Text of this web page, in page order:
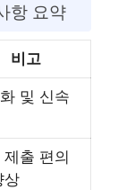
항 요약
비고
및 신속
제출 편의
상